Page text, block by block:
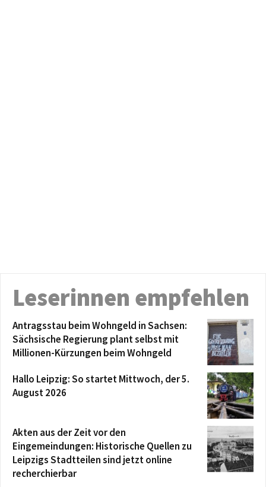
Leserinnen empfehlen
Antragsstau beim Wohngeld in Sachsen:
Sächsische Regierung plant selbst mit
Millionen-Kürzungen beim Wohngeld
Hallo Leipzig: So startet Mittwoch, der 5.
August 2026
Akten aus der Zeit vor den
Eingemeindungen: Historische Quellen zu
Leipzigs Stadtteilen sind jetzt online
recherchierbar